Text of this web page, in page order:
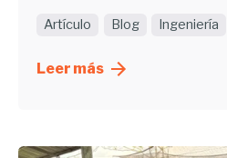
Artículo Blog Ingeniería
Leer más